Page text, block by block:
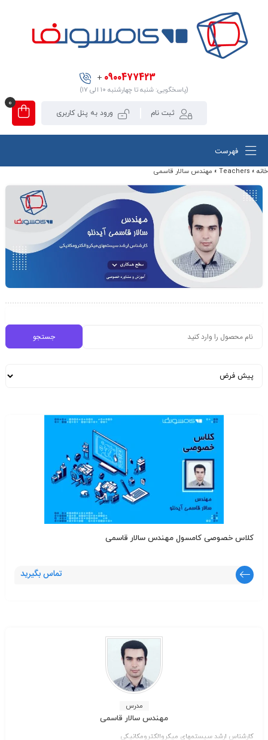
0900477423
+
(پاسخگویی: شنبه تا چهارشنبه ۱۰ الی ۱۷)
ثبت نام ورود به پنل کاربری
0
فهرست
خانه »
Teachers
» مهندس سالار قاسمی
کلاس خصوصی کامسول مهندس سالار قاسمی
تماس بگیرید
مدرس
مهندس سالار قاسمی
کارشناس ارشد سیستمهای میکروالکترومکانیکی